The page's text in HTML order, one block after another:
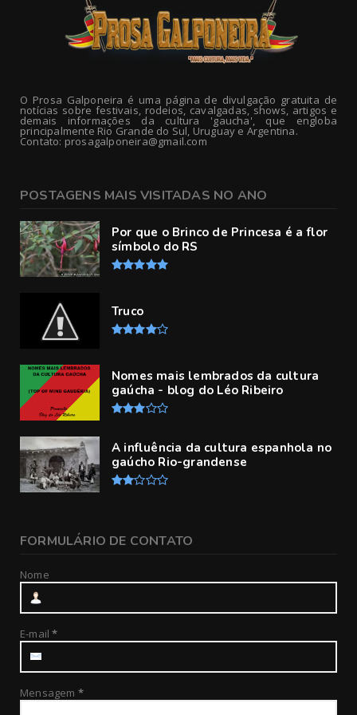
O Prosa Galponeira é uma página de divulgação gratuita de
notícias sobre festivais, rodeios, cavalgadas, shows, artigos e
demais informações da cultura 'gaucha', que engloba
principalmente Rio Grande do Sul, Uruguay e Argentina.
Contato: prosagalponeira@gmail.com
POSTAGENS MAIS VISITADAS NO ANO
Por que o Brinco de Princesa é a flor
símbolo do RS
Truco
Nomes mais lembrados da cultura
gaúcha - blog do Léo Ribeiro
A influência da cultura espanhola no
gaúcho Rio-grandense
FORMULÁRIO DE CONTATO
Nome
E-mail*
Mensagem *